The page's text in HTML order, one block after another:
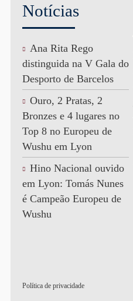
Notícias
Ana Rita Rego
distinguida na V Gala do
Desporto de Barcelos
Ouro, 2 Pratas, 2
Bronzes e 4 lugares no
Top 8 no Europeu de
Wushu em Lyon
Hino Nacional ouvido
em Lyon: Tomás Nunes
é Campeão Europeu de
Wushu
Política de privacidade